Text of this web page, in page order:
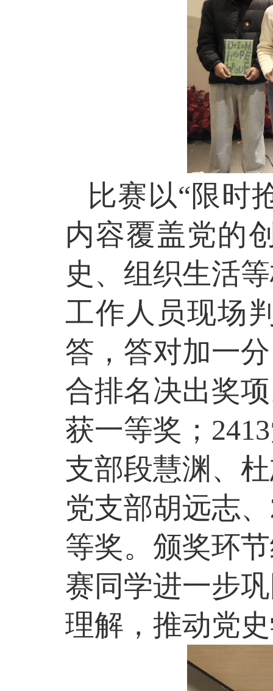
比赛以“限时
内容覆盖党的
史、组织生活
工作人员现场
答， 答对加一
合排名决出奖
获一等奖；
支部段慧渊、
党支部胡远志
等奖。 颁奖环
赛同学进一步
理解，推动党